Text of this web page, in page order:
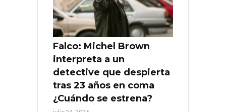
Falco: Michel Brown
interpreta a un
detective que despierta
tras 23 años en coma
¿Cuándo se estrena?